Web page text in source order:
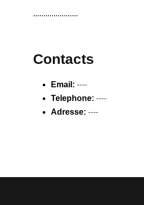
......................
Contacts
Email: ----
Telephone: ----
Adresse: ----